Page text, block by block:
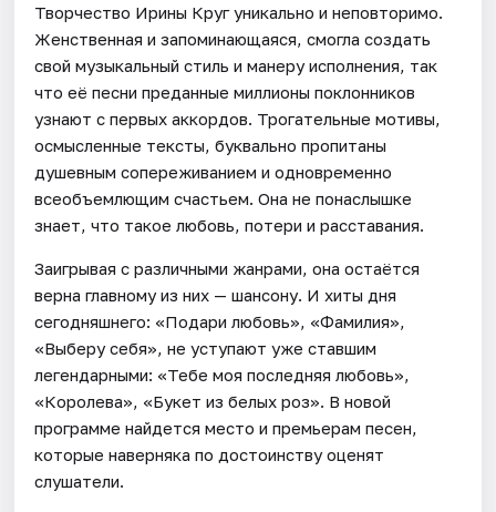
Творчество Ирины Круг уникально и неповторимо.
Женственная и запоминающаяся, смогла создать
свой музыкальный стиль и манеру исполнения, так
что её песни преданные миллионы поклонников
узнают с первых аккордов. Трогательные мотивы,
осмысленные тексты, буквально пропитаны
душевным сопереживанием и одновременно
всеобъемлющим счастьем. Она не понаслышке
знает, что такое любовь, потери и расставания.
Заигрывая с различными жанрами, она остаётся
верна главному из них — шансону. И хиты дня
сегодняшнего: «Подари любовь», «Фамилия»,
«Выберу себя», не уступают уже ставшим
легендарными: «Тебе моя последняя любовь»,
«Королева», «Букет из белых роз». В новой
программе найдется место и премьерам песен,
которые наверняка по достоинству оценят
слушатели.